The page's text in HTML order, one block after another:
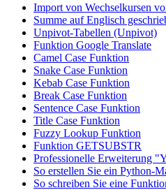
Import von Wechselkursen
Summe auf Englisch
Unpivot-Tabellen (Unpivot)
Funktion Google Translate
Camel Case Funktion
Snake Case Funktion
Kebab Case Funktion
Break Case Funktion
Sentence Case Funktion
Title Case Funktion
Fuzzy Lookup Funktion
Funktion GETSUBSTR
Professionelle Erweiterung
So erstellen Sie ein Python-
So schreiben Sie eine